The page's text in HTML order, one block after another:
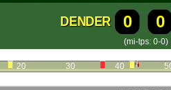
DENDER 0 0
(mi-tps: 0-0)
20 30 40